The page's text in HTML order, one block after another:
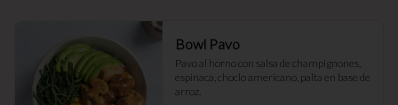
Bowl Pavo
Pavo al horno con salsa de champignones,
espinaca, choclo americano, palta en base de
arroz.